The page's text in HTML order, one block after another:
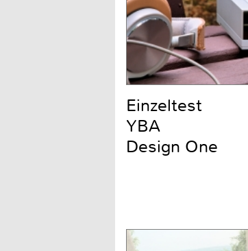
Einzeltest
YBA
Design One